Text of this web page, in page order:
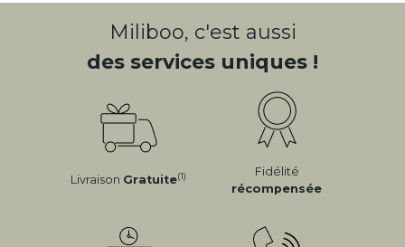
Miliboo, c'est aussi
des services uniques !
Livraison Gratuite(1)
Fidélité
récompensée